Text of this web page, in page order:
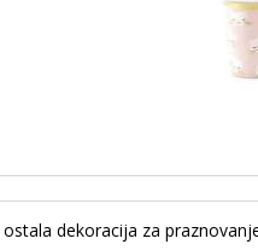
dekoracija za